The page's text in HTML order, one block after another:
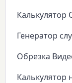
Калькулятор
Генератор
Обрезка
Калькулятор